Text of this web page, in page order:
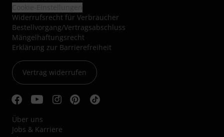
Widerrufsrecht für Verbraucher
Bestellvorgang/Vertragsabschluss
Mängelhaftungsrecht
Erklärung zur Barrierefreiheit
Vertrag widerrufen
Über uns
Jobs & Karriere